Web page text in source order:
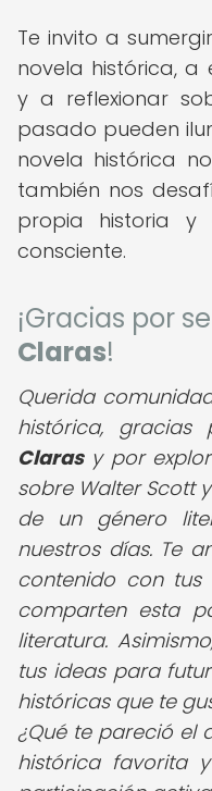
Te invito a
novela histórica,
y a reflexionar
pasado pueden
novela histórica
también nos
propia historia
consciente.
¡Gracias por
Claras!
Querida
histórica, gracias
Clarasy por
sobre Walter Scott
de un género
nuestros días. Te
contenido con tus
comparten esta
literatura.
tus ideas para
históricas que te
¿Qué te pareció el
histórica favorita